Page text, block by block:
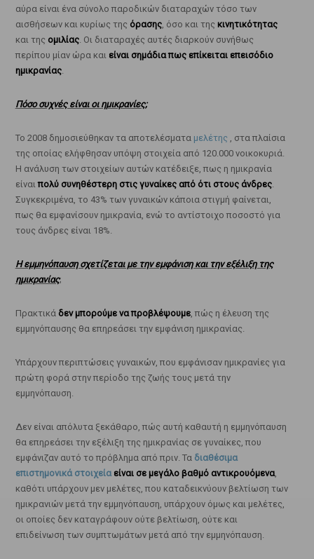
αύρα είναι ένα σύνολο παροδικών διαταραχών τόσο των
αισθήσεων και κυρίως της όρασης, όσο και της κινητικότητας
και της ομιλίας. Οι διαταραχές αυτές διαρκούν συνήθως
περίπου μίαν ώρα και είναι σημάδια πως επίκειται επεισόδιο
ημικρανίας.
Πόσο συχνές είναι οι ημικρανίες;
Το 2008 δημοσιεύθηκαν τα αποτελέσματα μελέτης , στα πλαίσια
της οποίας ελήφθησαν υπόψη στοιχεία από 120.000 νοικοκυριά.
Η ανάλυση των στοιχείων αυτών κατέδειξε, πως η ημικρανία
είναιπολύ συνηθέστερη στις γυναίκες από ότι στους άνδρες.
Συγκεκριμένα, το 43% των γυναικών κάποια στιγμή φαίνεται,
πως θα εμφανίσουν ημικρανία, ενώ το αντίστοιχο ποσοστό για
τους άνδρες είναι 18%.
Η εμμηνόπαυση σχετίζεται με την εμφάνιση και την εξέλιξη της
ημικρανίας;
Πρακτικά δεν μπορούμε να προβλέψουμε, πώς η έλευση της
εμμηνόπαυσης θα επηρεάσει την εμφάνιση ημικρανίας.
Υπάρχουν περιπτώσεις γυναικών, που εμφάνισαν ημικρανίες για
πρώτη φορά στην περίοδο της ζωής τους μετά την
εμμηνόπαυση.
Δεν είναι απόλυτα ξεκάθαρο, πώς αυτή καθαυτή η εμμηνόπαυση
θα επηρεάσει την εξέλιξη της ημικρανίας σε γυναίκες, που
εμφάνιζαν αυτό το πρόβλημα από πριν. Τα διαθέσιμα
επιστημονικά στοιχείαείναι σε μεγάλο βαθμό αντικρουόμενα,
καθότι υπάρχουν μεν μελέτες, που καταδεικνύουν βελτίωση των
ημικρανιών μετά την εμμηνόπαυση, υπάρχουν όμως και μελέτες,
οι οποίες δεν καταγράφουν ούτε βελτίωση, ούτε και
επιδείνωση των συμπτωμάτων μετά από την εμμηνόπαυση.